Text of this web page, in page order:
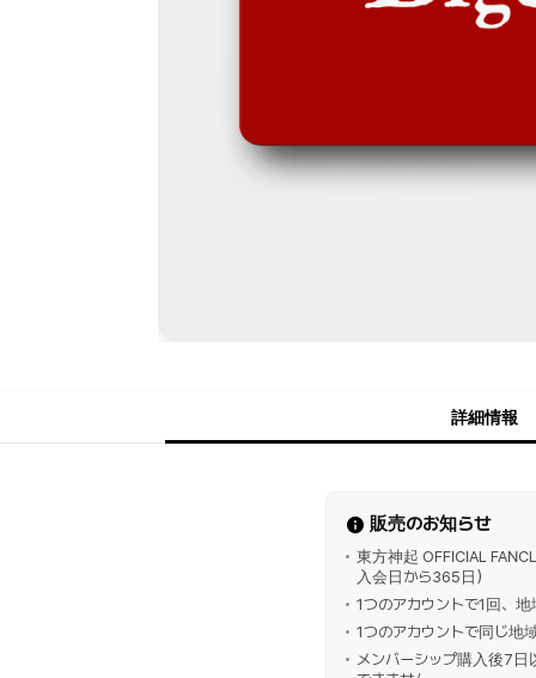
詳細情報
販売のお知らせ
東方神起 OFFICIAL
入会日から365日）
1つのアカウントで1回、
1つのアカウントで同じ地
メンバーシップ購入後7日